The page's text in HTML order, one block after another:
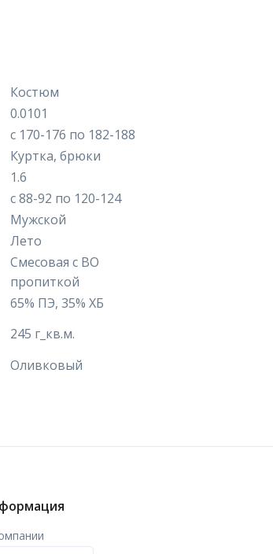
Костюм
0.0101
с 170-176 по 182-188
Куртка, брюки
1.6
с 88-92 по 120-124
Мужской
Лето
Смесовая с ВО
пропиткой
65% ПЭ, 35% ХБ
245 г_кв.м.
Оливковый